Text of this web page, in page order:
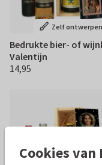
Zelf ontwerpen
Bedrukte bier- of
Valentijn
€ 14,95
14,95
Cookies